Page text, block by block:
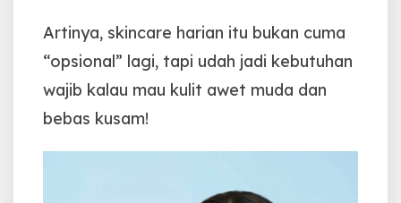
Artinya, skincare harian itu bukan cuma
“opsional” lagi, tapi udah jadi kebutuhan
wajib kalau mau kulit awet muda dan
bebas kusam!